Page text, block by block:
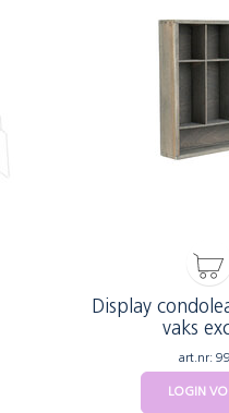
Display
vaks
art.nr:
LOGIN